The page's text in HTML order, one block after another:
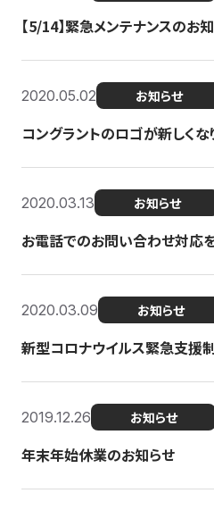
【5/14】緊急メンテナンスのお
2020.05.02 お知らせ
コングラントのロゴが新しくな
2020.03.13 お知らせ
お電話でのお問い合わせ対応
2020.03.09 お知らせ
新型コロナウイルス緊急支援
2019.12.26 お知らせ
年末年始休業のお知らせ